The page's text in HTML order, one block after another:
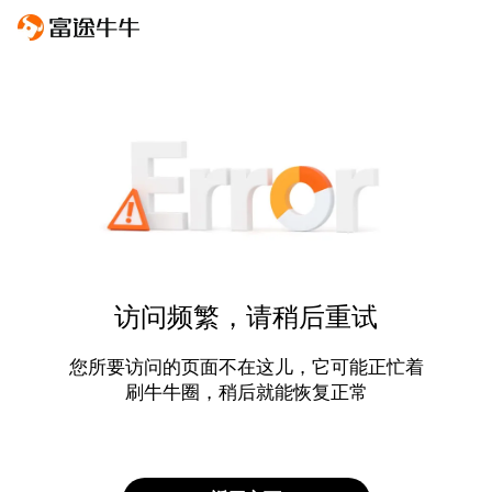
访问频繁，请稍后重试
您所要访问的页面不在这儿，它可能正忙着
刷牛牛圈，稍后就能恢复正常